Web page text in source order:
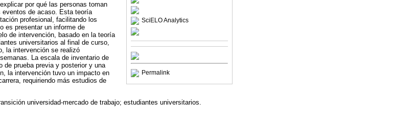
SciELO Analytics
Permalink
por qué las personas toman
de acaso. Esta teoría
profesional, facilitando los
es presentar un informe de
de intervención, basado en la teoría
universitarios al final de curso,
la intervención se realizó
La escala de inventario de
de prueba previa y posterior y una
la intervención tuvo un impacto en
requiriendo más estudios de
universidad-mercado de trabajo; estudiantes universitarios.